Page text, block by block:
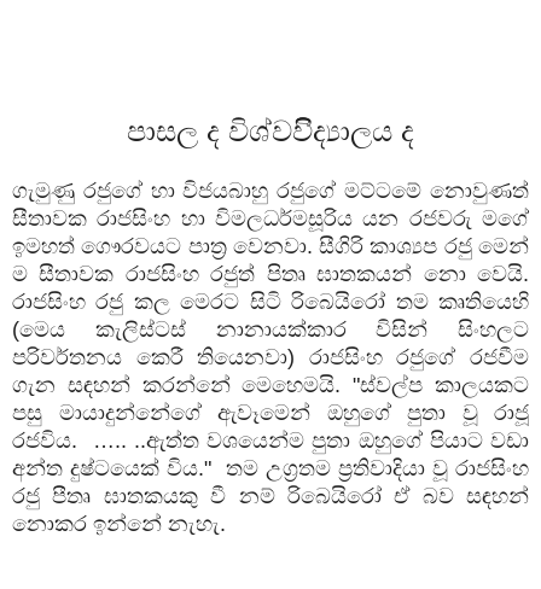
පාසල ද විශ්වවිිද්‍යාලය ද
ගැමුණු රජුගේ හා විජයබාහු රජුගේ මට්ටමේ නොවුණත්
සීතාවක රාජසිංහ හා විමලධර්මසූරිය යන රජවරු මගේ
ඉමහත් ගෞරවයට පාත්‍ර වෙනවා. සීගිරි කාශ්‍යප රජු මෙන්
ම සීතාවක රාජසිංහ රජුත් පිතෘ ඝාතකයන් නො වෙයි.
රාජසිංහ රජු කල මෙරට සිටි රිබෙයිරෝ තම කෘතියෙහි
(මෙය කැලිස්ටස් නානායක්කාර විසින් සිංහලට
පරිවර්තනය කෙරී තියෙනවා) රාජසිංහ රජුගේ රජවීම
ගැන සඳහන් කරන්නේ මෙහෙමයි. "ස්වල්ප කාලයකට
පසු මායාදුන්නේගේ ඇවෑමෙන් ඔහුගේ පුතා වූ රාජූ
රජවිය. ….. ..ඇත්ත වශයෙන්ම පුතා ඔහුගේ පියාට වඩා
අන්ත දුෂ්ටයෙක් විය." තම උග්‍රතම ප්‍රතිවාදියා වූ රාජසිංහ
රජු පීතෘ ඝාතකයකු වී නම් රිබෙයිරෝ ඒ බව සඳහන්
නොකර ඉන්නේ නැහැ.